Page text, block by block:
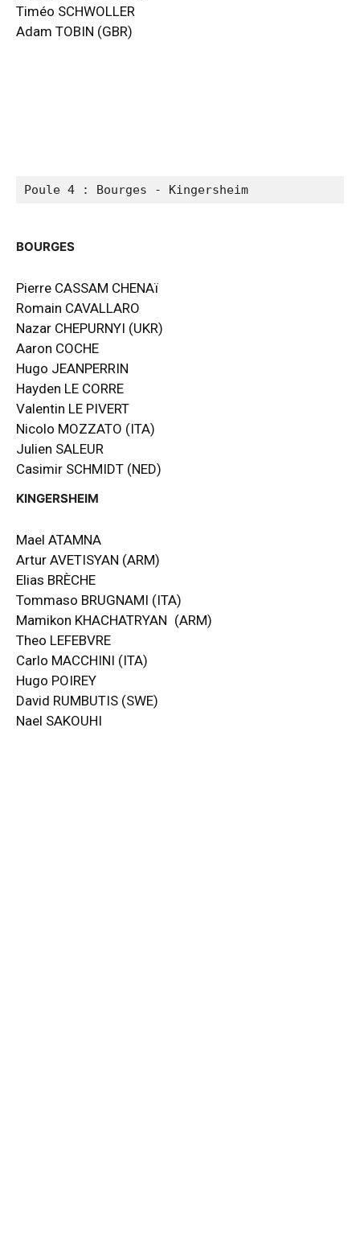
Timéo SCHWOLLER
Adam TOBIN (GBR)
Poule 4 : Bourges - Kingersheim
BOURGES
Pierre CASSAM CHENAï
Romain CAVALLARO
Nazar CHEPURNYI (UKR)
Aaron COCHE
Hugo JEANPERRIN
Hayden LE CORRE
Valentin LE PIVERT
Nicolo MOZZATO (ITA)
Julien SALEUR
Casimir SCHMIDT (NED)
KINGERSHEIM
Mael ATAMNA
Artur AVETISYAN (ARM)
Elias BRÈCHE
Tommaso BRUGNAMI (ITA)
Mamikon KHACHATRYAN (ARM)
Theo LEFEBVRE
Carlo MACCHINI (ITA)
Hugo POIREY
David RUMBUTIS (SWE)
Nael SAKOUHI